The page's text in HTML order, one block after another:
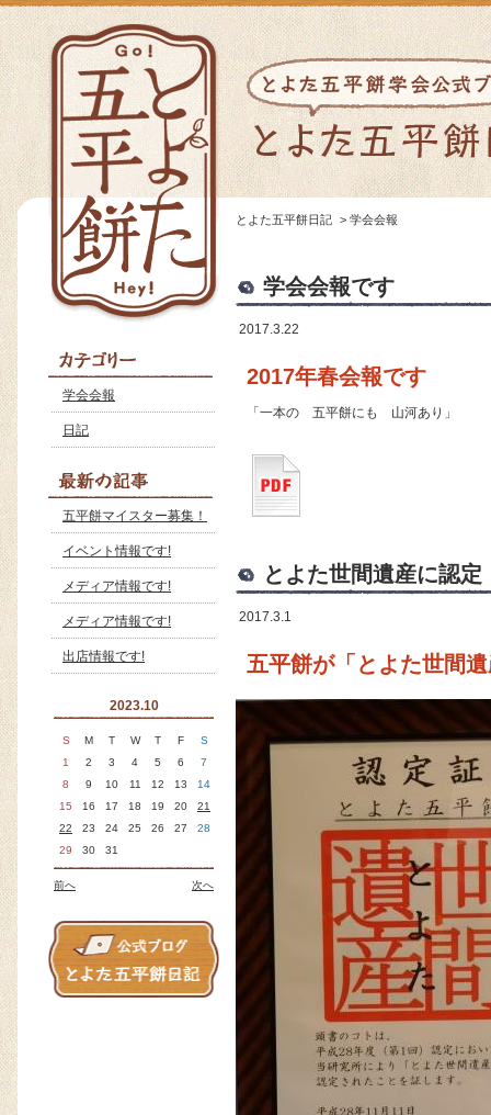
学会会報
日記
五平餅マイスター募集！
イベント情報です!
メディア情報です!
メディア情報です!
出店情報です!
2023.10
S M T W T F
S
1
2 3 4 5 6
7
8
9 10 11 12 13
14
15
16 17 18 19 20
21
22
23 24 25 26 27
28
29
30 31
次へ
前へ
とよた五平餅日記 > 学会会報
学会会報です
2017.3.22
2017年春会報です
「一本の 五平餅にも 山河あり」
とよた世間遺産に認定
2017.3.1
五平餅が「とよた世間